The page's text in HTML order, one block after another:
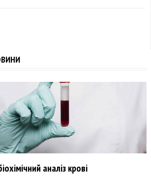
аналіз крові